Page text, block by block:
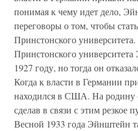
понимая к чему идет дело,
переговоры о том, чтобы
Принстонского
Принстонского
1927 году, но тогда он
Когда к власти в Германии
находился в США. На родину
сделав в связи с этим резкое
Весной 1933 года Эйнштейн